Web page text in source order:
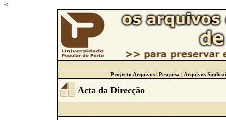
<
Projecto Arquivos| Pesquisa | Arquivos
Acta da Direcção